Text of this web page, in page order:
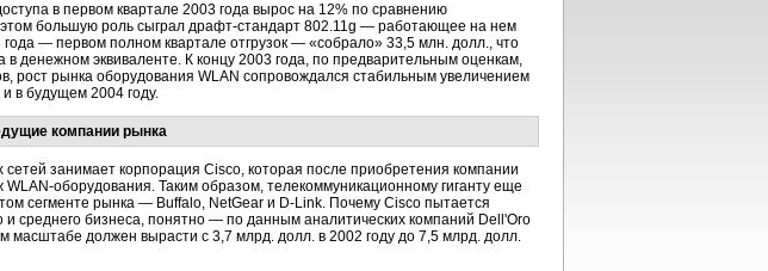
в первом квартале 2003 года вырос на 12% по сравнению
большую роль сыграл драфт-стандарт 802.11g — работающее на нем
— первом полном квартале отгрузок — «собрало» 33,5 млн. долл., что
в денежном эквиваленте. К концу 2003 года, по предварительным оценкам,
рост рынка оборудования WLAN сопровождался стабильным увеличением
в будущем 2004 году.
компании рынка
занимает корпорация Cisco, которая после приобретения компании
WLAN-оборудования. Таким образом, телекоммуникационному гиганту еще
сегменте рынка — Buffalo, NetGear и D-Link. Почему Cisco пытается
среднего бизнеса, понятно — по данным аналитических компаний Dell'Oro
масштабе должен вырасти с 3,7 млрд. долл. в 2002 году до 7,5 млрд. долл.